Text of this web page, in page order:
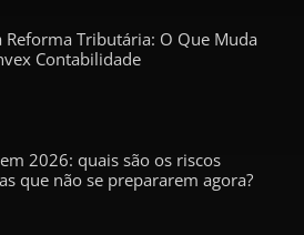
Reforma Tributária: O Que Muda
Contabilidade
2026: quais são os riscos
que não se prepararem agora?